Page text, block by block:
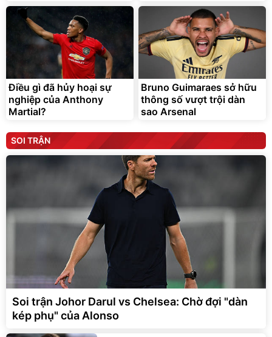
Điều gì đã hủy hoại sự
nghiệp của Anthony
Martial?
Bruno Guimaraes sở hữu
thông số vượt trội dàn
sao Arsenal
SOI TRẬN
Soi trận Johor Darul vs Chelsea: Chờ đợi "dàn
kép phụ" của Alonso